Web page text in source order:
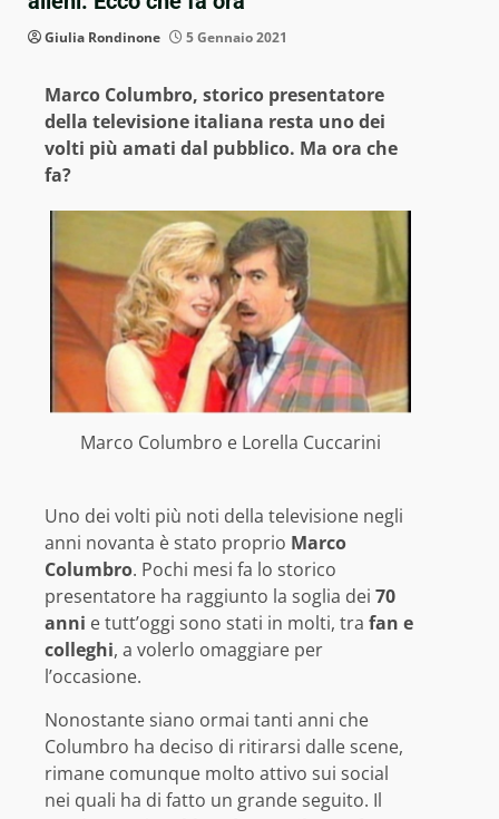
Giulia Rondinone 5 Gennaio 2021
Marco Columbro, storico presentatore
della televisione italiana resta uno dei
volti più amati dal pubblico. Ma ora che
fa?
Marco Columbro e Lorella Cuccarini
Uno dei volti più noti della televisione negli
anni novanta è stato proprio Marco
Columbro. Pochi mesi fa lo storico
presentatore ha raggiunto la soglia dei 70
anni e tutt’oggi sono stati in molti, tra fan e
colleghi, a volerlo omaggiare per
l’occasione.
Nonostante siano ormai tanti anni che
Columbro ha deciso di ritirarsi dalle scene,
rimane comunque molto attivo sui social
nei quali ha di fatto un grande seguito. Il